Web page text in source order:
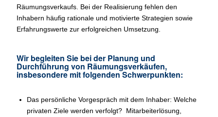
Räumungsverkaufs. Bei der Realisierung fehlen den
Inhabern häufig rationale und motivierte Strategien sowie
Erfahrungswerte zur erfolgreichen Umsetzung.
Wir begleiten Sie bei der Planung und
Durchführung von Räumungsverkäufen,
insbesondere mit folgenden Schwerpunkten:
Das persönliche Vorgespräch mit dem Inhaber: Welche
privaten Ziele werden verfolgt? Mitarbeiterlösung,